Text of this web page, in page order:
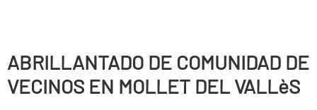
ABRILLANTADO DE COMUNIDAD DE
VECINOS EN MOLLET DEL VALLèS